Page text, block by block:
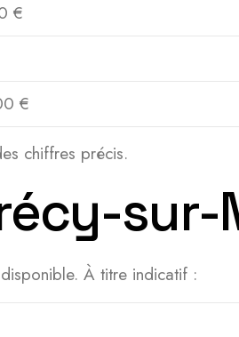
€
€
chiffres précis.
sur-
À titre indicatif :